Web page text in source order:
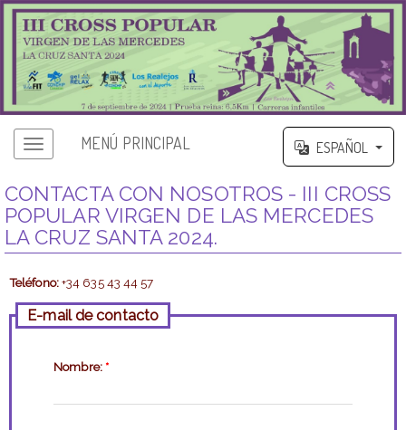
MENÚ PRINCIPAL ESPAÑOL
CONTACTA CON NOSOTROS - III CROSS
POPULAR VIRGEN DE LAS MERCEDES
LA CRUZ SANTA 2024.
Teléfono:+34 635 43 44 57
E-mail de contacto
Nombre: *